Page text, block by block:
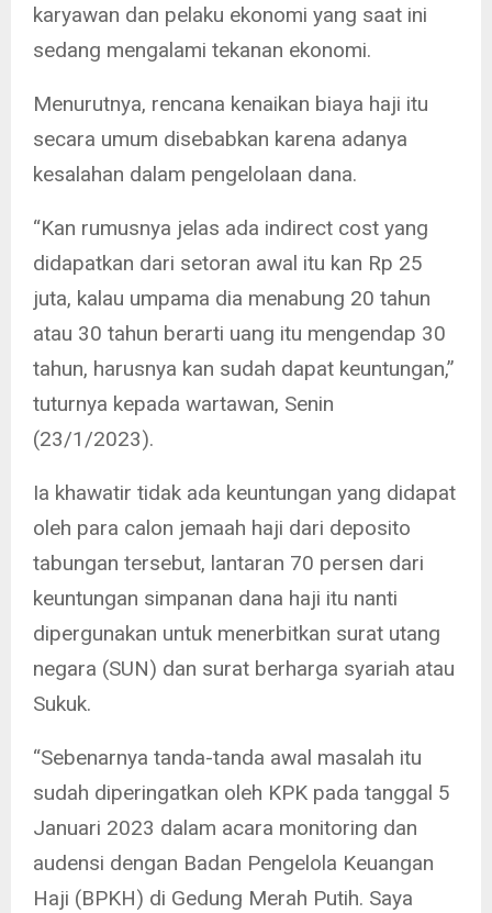
karyawan dan pelaku ekonomi yang saat ini
sedang mengalami tekanan ekonomi.
Menurutnya, rencana kenaikan biaya haji itu
secara umum disebabkan karena adanya
kesalahan dalam pengelolaan dana.
“Kan rumusnya jelas ada indirect cost yang
didapatkan dari setoran awal itu kan Rp 25
juta, kalau umpama dia menabung 20 tahun
atau 30 tahun berarti uang itu mengendap 30
tahun, harusnya kan sudah dapat keuntungan,”
tuturnya kepada wartawan, Senin
(23/1/2023).
Ia khawatir tidak ada keuntungan yang didapat
oleh para calon jemaah haji dari deposito
tabungan tersebut, lantaran 70 persen dari
keuntungan simpanan dana haji itu nanti
dipergunakan untuk menerbitkan surat utang
negara (SUN) dan surat berharga syariah atau
Sukuk.
“Sebenarnya tanda-tanda awal masalah itu
sudah diperingatkan oleh KPK pada tanggal 5
Januari 2023 dalam acara monitoring dan
audensi dengan Badan Pengelola Keuangan
Haji (BPKH) di Gedung Merah Putih. Saya